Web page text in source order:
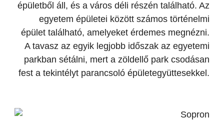
épületből áll, és a város déli részén található. Az
egyetem épületei között számos történelmi
épület található, amelyeket érdemes megnézni.
A tavasz az egyik legjobb időszak az egyetemi
parkban sétálni, mert a zöldellő park csodásan
fest a tekintélyt parancsoló épületegyüttesekkel.